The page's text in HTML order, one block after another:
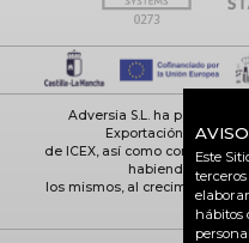
Adversia S.L. ha
Exportación ICEX-
de ICEX, así como con la
habiendo
los mismos, al crecimiento
Este
hábitos